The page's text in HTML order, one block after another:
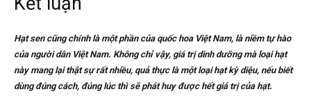
Hạt sen cũng chính là một phần của quốc hoa Việt Nam, là niềm tự hào
của người dân Việt Nam. Không chỉ vậy, giá trị dinh dưỡng mà loại hạt
này mang lại thật sự rất nhiều, quả thực là một loại hạt kỳ diệu, nếu biết
dùng đúng cách, đúng lúc thì sẽ phát huy được hết giá trị của hạt.